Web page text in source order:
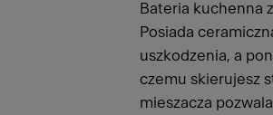
Bateria kuchenna
Posiada
uszkodzenia, a
czemu skierujesz
mieszacza